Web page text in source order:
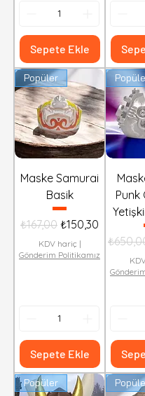
Sepete Ekle
Popüler
Maske Samurai
Basik
Normal Fiyat
₺167,00 İndirimli Fiyat
₺150,30
KDV hariç |
Gönderim Politikamız
Sepete Ekle
Punk
Popüler